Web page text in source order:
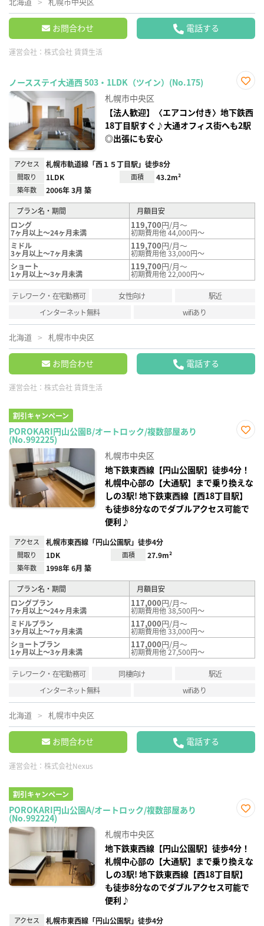
お問合わせ 電話する
運営会社： 株式会社 賃貸生活
ノースステイ大通西 503・1LDK（ツイン）(No.175)
り登
録
札幌市中央区
【法人歓迎】〈エアコン付き〉地下鉄西
18丁目駅すぐ♪大通オフィス街へも2駅
◎出張にも安心
アクセス 札幌市軌道線「西１５丁目駅」徒歩8分
間取り 1LDK 面積 43.2m²
築年数 2006年 3月 築
プラン名・期間
月額目安
ロング
7ヶ月以上～24ヶ月未満
119,700円/月～
初期費用他 44,000円～
ミドル
3ヶ月以上～7ヶ月未満
119,700円/月～
初期費用他 33,000円～
ショート
1ヶ月以上～3ヶ月未満
119,700円/月～
初期費用他 22,000円～
テレワーク・在宅勤務可 女性向け
駅近
インターネット無料
wifiあり
北海道 札幌市中央区
お問合わせ 電話する
運営会社： 株式会社 賃貸生活
割引キャンペーン
POROKARI円山公園B/オートロック/複数部屋あり
(No.992225)
録
札幌市中央区
地下鉄東西線【円山公園駅】徒歩4分！
札幌中心部の【大通駅】まで乗り換えな
しの3駅! 地下鉄東西線【西18丁目駅】
も徒歩8分なのでダブルアクセス可能で
便利♪
アクセス 札幌市東西線「円山公園駅」徒歩4分
間取り 1DK 面積 27.9m²
築年数 1998年 6月 築
プラン名・期間
月額目安
ロングプラン
7ヶ月以上～24ヶ月未満
117,000円/月～
初期費用他 38,500円～
ミドルプラン
3ヶ月以上～7ヶ月未満
117,000円/月～
初期費用他 33,000円～
ショートプラン
1ヶ月以上～3ヶ月未満
117,000円/月～
初期費用他 27,500円～
テレワーク・在宅勤務可 同棲向け
駅近
インターネット無料
wifiあり
北海道 札幌市中央区
お問合わせ 電話する
運営会社： 株式会社Nexus
割引キャンペーン
POROKARI円山公園A/オートロック/複数部屋あり
(No.992224)
録
札幌市中央区
地下鉄東西線【円山公園駅】徒歩4分！
札幌中心部の【大通駅】まで乗り換えな
しの3駅! 地下鉄東西線【西18丁目駅】
も徒歩8分なのでダブルアクセス可能で
便利♪
アクセス 札幌市東西線「円山公園駅」徒歩4分